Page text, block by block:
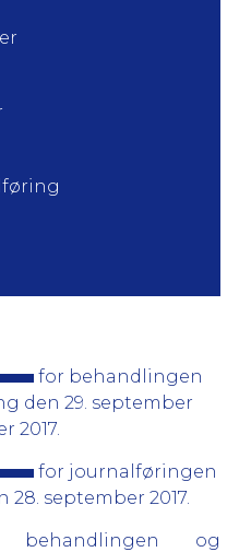
for behandlingen
den 29. september
2017
for journalføringen
september 2017.
og